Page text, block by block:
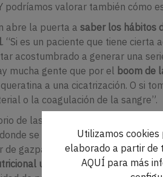
podríamos valorar también cómo
abre la puerta a saber los hábitos
. “Si es un paciente que tiene cierta
acostumbrado a generar una
mucha gente que por el boom de
a una cicatrización. O si
o la coagulación de la sangre”.
de las cirugías bucales, siempre
se compara elvalor
de gazpachos, un puré de
un paciente que ha sido
Utilizamos
elaborado a partir de
AQUÍ para más